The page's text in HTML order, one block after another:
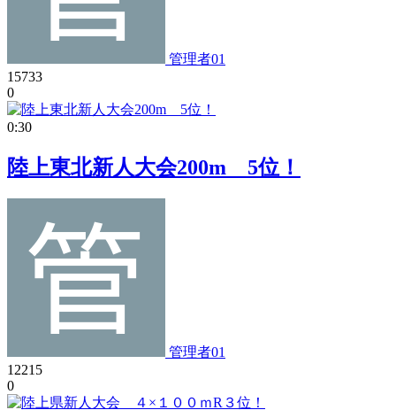
管理者01
15733
0
0:30
陸上東北新人大会200m 5位！
管理者01
12215
0